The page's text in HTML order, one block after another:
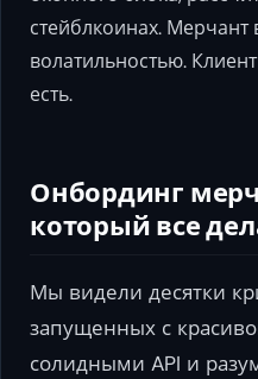
стейблкоинах. Мерчант
волатильностью.
есть.
Онбординг
который все
Мы видели десятки
запущенных с
солидными API и